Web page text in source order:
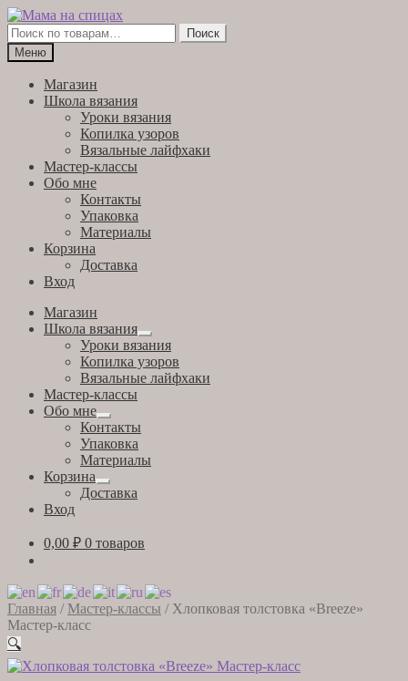
Перейти
к
навигации
Перейти
к
содержимому
Искать:
Поиск
Меню
Магазин
Школа вязания
Уроки вязания
Копилка узоров
Вязальные лайфхаки
Мастер-классы
Обо мне
Контакты
Упаковка
Материалы
Корзина
Доставка
Вход
Магазин
Школа вязания
Развернутое
вложенное
меню
Уроки вязания
Копилка узоров
Вязальные лайфхаки
Мастер-классы
Обо мне
Развернутое
вложенное
меню
Контакты
Упаковка
Материалы
Корзина
Развернутое
вложенное
Доставка
Вход
0,00 ₽ 0 товаров
Главная / Мастер-классы / Хлопковая толстовка «Breeze»
Мастер-класс
🔍